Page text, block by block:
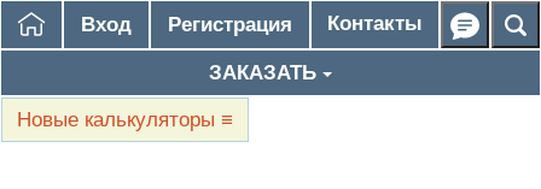
Вход Регистрация Контакты
ЗАКАЗАТЬ
Новые калькуляторы ≡